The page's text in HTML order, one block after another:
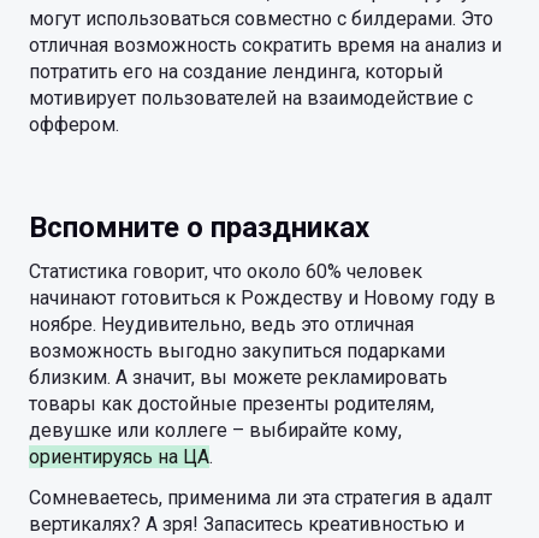
могут использоваться совместно с билдерами. Это
отличная возможность сократить время на анализ и
потратить его на создание лендинга, который
мотивирует пользователей на взаимодействие с
оффером.
Вспомните о праздниках
Статистика говорит, что около 60% человек
начинают готовиться к Рождеству и Новому году в
ноябре. Неудивительно, ведь это отличная
возможность выгодно закупиться подарками
близким. А значит, вы можете рекламировать
товары как достойные презенты родителям,
девушке или коллеге – выбирайте кому,
ориентируясь на ЦА.
Сомневаетесь, применима ли эта стратегия в адалт
вертикалях? А зря! Запаситесь креативностью и